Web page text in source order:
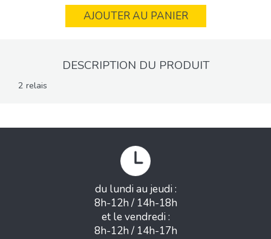
AJOUTER AU PANIER
DESCRIPTION DU PRODUIT
2 relais
du lundi au jeudi :
8h-12h / 14h-18h
et le vendredi :
8h-12h / 14h-17h